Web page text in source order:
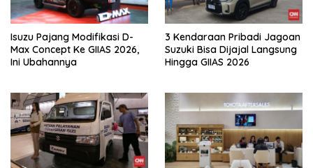
Isuzu Pajang Modifikasi D-
Max Concept Ke GIIAS 2026,
Ini Ubahannya
3 Kendaraan Pribadi Jagoan
Suzuki Bisa Dijajal Langsung
Hingga GIIAS 2026